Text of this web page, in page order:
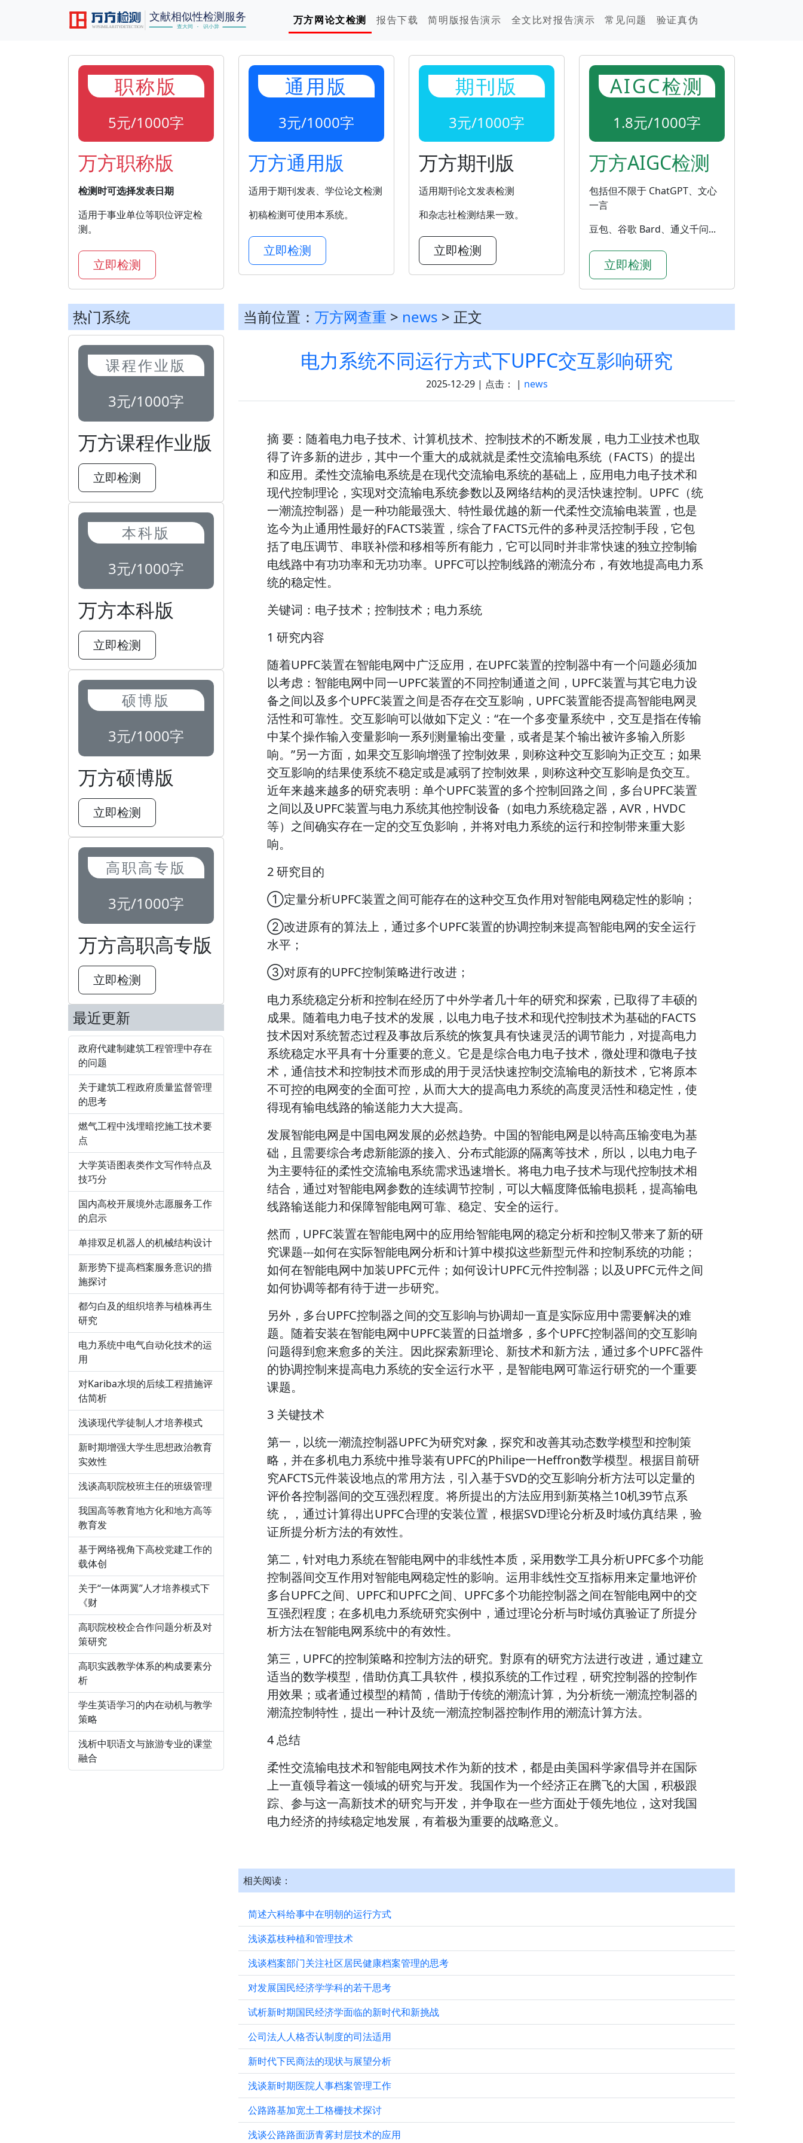
万方网论文检测 报告下载 简明版报告演示 全文比对报告演示 常见问题 验证真伪
职称版
5元/1000字
万方职称版
检测时可选择发表日期
适用于事业单位等职位评定检
测。
立即检测
通用版
3元/1000字
万方通用版
适用于期刊发表、学位论文检测
初稿检测可使用本系统。
立即检测
期刊版
3元/1000字
万方期刊版
适用期刊论文发表检测
和杂志社检测结果一致。
立即检测
AIGC检测
1.8元/1000字
万方AIGC检测
包括但不限于 ChatGPT、文心
一言
豆包、谷歌 Bard、通义千问...
立即检测
热门系统
课程作业版
3元/1000字
万方课程作业版
立即检测
本科版
3元/1000字
万方本科版
立即检测
硕博版
3元/1000字
万方硕博版
立即检测
高职高专版
3元/1000字
万方高职高专版
立即检测
最近更新
政府代建制建筑工程管理中存在
的问题
关于建筑工程政府质量监督管理
的思考
燃气工程中浅埋暗挖施工技术要
点
大学英语图表类作文写作特点及
技巧分
国内高校开展境外志愿服务工作
的启示
单排双足机器人的机械结构设计
新形势下提高档案服务意识的措
施探讨
都匀白及的组织培养与植株再生
研究
电力系统中电气自动化技术的运
用
对Kariba水坝的后续工程措施评
估简析
浅谈现代学徒制人才培养模式
新时期增强大学生思想政治教育
实效性
浅谈高职院校班主任的班级管理
我国高等教育地方化和地方高等
教育发
基于网络视角下高校党建工作的
载体创
关于“一体两翼”人才培养模式下
《财
高职院校校企合作问题分析及对
策研究
高职实践教学体系的构成要素分
析
学生英语学习的内在动机与教学
策略
浅析中职语文与旅游专业的课堂
融合
当前位置： 万方网查重 > news > 正文
电力系统不同运行方式下UPFC交互影响研究
2025-12-29 | 点击： | news
摘 要：随着电力电子技术、计算机技术、控制技术的不断发展，电力工业技术也取
得了许多新的进步，其中一个重大的成就就是柔性交流输电系统（FACTS）的提出
和应用。柔性交流输电系统是在现代交流输电系统的基础上，应用电力电子技术和
现代控制理论，实现对交流输电系统参数以及网络结构的灵活快速控制。UPFC（统
一潮流控制器）是一种功能最强大、特性最优越的新一代柔性交流输电装置，也是
迄今为止通用性最好的FACTS装置，综合了FACTS元件的多种灵活控制手段，它包
括了电压调节、串联补偿和移相等所有能力，它可以同时并非常快速的独立控制输
电线路中有功功率和无功功率。UPFC可以控制线路的潮流分布，有效地提高电力系
统的稳定性。
关键词：电子技术；控制技术；电力系统
1 研究内容
随着UPFC装置在智能电网中广泛应用，在UPFC装置的控制器中有一个问题必须加
以考虑：智能电网中同一UPFC装置的不同控制通道之间，UPFC装置与其它电力设
备之间以及多个UPFC装置之间是否存在交互影响，UPFC装置能否提高智能电网灵
活性和可靠性。交互影响可以做如下定义：“在一个多变量系统中，交互是指在传输
中某个操作输入变量影响一系列测量输出变量，或者是某个输出被许多输入所影
响。”另一方面，如果交互影响增强了控制效果，则称这种交互影响为正交互；如果
交互影响的结果使系统不稳定或是减弱了控制效果，则称这种交互影响是负交互。
近年来越来越多的研究表明：单个UPFC装置的多个控制回路之间，多台UPFC装置
之间以及UPFC装置与电力系统其他控制设备（如电力系统稳定器，AVR，HVDC
等）之间确实存在一定的交互负影响，并将对电力系统的运行和控制带来重大影
响。
2 研究目的
①定量分析UPFC装置之间可能存在的这种交互负作用对智能电网稳定性的影响；
②改进原有的算法上，通过多个UPFC装置的协调控制来提高智能电网的安全运行
水平；
③对原有的UPFC控制策略进行改进；
电力系统稳定分析和控制在经历了中外学者几十年的研究和探索，已取得了丰硕的
成果。随着电力电子技术的发展，以电力电子技术和现代控制技术为基础的FACTS
技术因对系统暂态过程及事故后系统的恢复具有快速灵活的调节能力，对提高电力
系统稳定水平具有十分重要的意义。它是是综合电力电子技术，微处理和微电子技
术，通信技术和控制技术而形成的用于灵活快速控制交流输电的新技术，它将原本
不可控的电网变的全面可控，从而大大的提高电力系统的高度灵活性和稳定性，使
得现有输电线路的输送能力大大提高。
发展智能电网是中国电网发展的必然趋势。中国的智能电网是以特高压输变电为基
础，且需要综合考虑新能源的接入、分布式能源的隔离等技术，所以，以电力电子
为主要特征的柔性交流输电系统需求迅速增长。将电力电子技术与现代控制技术相
结合，通过对智能电网参数的连续调节控制，可以大幅度降低输电损耗，提高输电
线路输送能力和保障智能电网可靠、稳定、安全的运行。
然而，UPFC装置在智能电网中的应用给智能电网的稳定分析和控制又带来了新的研
究课题---如何在实际智能电网分析和计算中模拟这些新型元件和控制系统的功能；
如何在智能电网中加装UPFC元件；如何设计UPFC元件控制器；以及UPFC元件之间
如何协调等都有待于进一步研究。
另外，多台UPFC控制器之间的交互影响与协调却一直是实际应用中需要解决的难
题。随着安装在智能电网中UPFC装置的日益增多，多个UPFC控制器间的交互影响
问题得到愈来愈多的关注。因此探索新理论、新技术和新方法，通过多个UPFC器件
的协调控制来提高电力系统的安全运行水平，是智能电网可靠运行研究的一个重要
课题。
3 关键技术
第一，以统一潮流控制器UPFC为研究对象，探究和改善其动态数学模型和控制策
略，并在多机电力系统中推导装有UPFC的Philipe一Heffron数学模型。根据目前研
究AFCTS元件装设地点的常用方法，引入基于SVD的交互影响分析方法可以定量的
评价各控制器间的交互强烈程度。将所提出的方法应用到新英格兰10机39节点系
统，，通过计算得出UPFC合理的安装位置，根据SVD理论分析及时域仿真结果，验
证所提分析方法的有效性。
第二，针对电力系统在智能电网中的非线性本质，采用数学工具分析UPFC多个功能
控制器间交互作用对智能电网稳定性的影响。运用非线性交互指标用来定量地评价
多台UPFC之间、UPFC和UPFC之间、UPFC多个功能控制器之间在智能电网中的交
互强烈程度；在多机电力系统研究实例中，通过理论分析与时域仿真验证了所提分
析方法在智能电网系统中的有效性。
第三，UPFC的控制策略和控制方法的研究。對原有的研究方法进行改进，通过建立
适当的数学模型，借助仿真工具软件，模拟系统的工作过程，研究控制器的控制作
用效果；或者通过模型的精简，借助于传统的潮流计算，为分析统一潮流控制器的
潮流控制特性，提出一种计及统一潮流控制器控制作用的潮流计算方法。
4 总结
柔性交流输电技术和智能电网技术作为新的技术，都是由美国科学家倡导并在国际
上一直领导着这一领域的研究与开发。我国作为一个经济正在腾飞的大国，积极跟
踪、参与这一高新技术的研究与开发，并争取在一些方面处于领先地位，这对我国
电力经济的持续稳定地发展，有着极为重要的战略意义。
相关阅读：
简述六科给事中在明朝的运行方式
浅谈荔枝种植和管理技术
浅谈档案部门关注社区居民健康档案管理的思考
对发展国民经济学学科的若干思考
试析新时期国民经济学面临的新时代和新挑战
公司法人人格否认制度的司法适用
新时代下民商法的现状与展望分析
浅谈新时期医院人事档案管理工作
公路路基加宽土工格栅技术探讨
浅谈公路路面沥青雾封层技术的应用